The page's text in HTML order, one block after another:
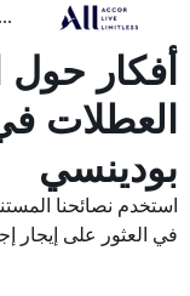
أفكار حول
العطلات
بودينسي
في العثور على إيجار